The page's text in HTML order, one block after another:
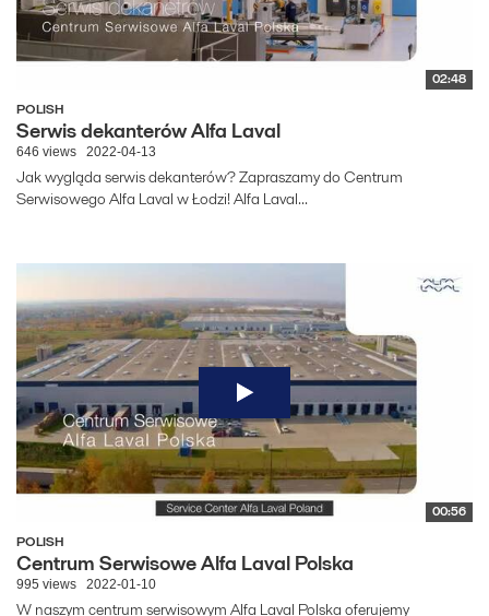
02:48
POLISH
Serwis dekanterów Alfa Laval
646 views 2022-04-13
Jak wygląda serwis dekanterów? Zapraszamy do Centrum
Serwisowego Alfa Laval w Łodzi! Alfa Laval...
00:56
POLISH
Centrum Serwisowe Alfa Laval Polska
995 views 2022-01-10
W naszym centrum serwisowym Alfa Laval Polska oferujemy